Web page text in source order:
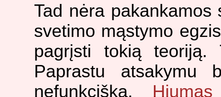
Tad nėra pakankamos
svetimo mąstymo
pagrįsti tokią
Paprastu
nefunkciška. Hiumas